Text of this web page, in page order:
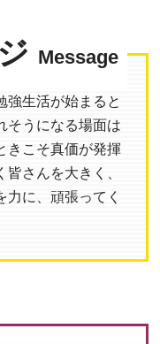
Message
強生活が始まると
そうになる場面は
きこそ真価が発揮
さんを大きく、
に、頑張ってく